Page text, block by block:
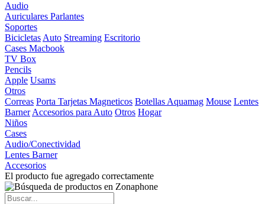
Audio
Auriculares Parlantes
Soportes
Bicicletas Auto Streaming Escritorio
Cases Macbook
TV Box
Pencils
Apple Usams
Otros
Correas Porta Tarjetas Magneticos Botellas Aquamag Mouse Lentes
Barner Accesorios para Auto Otros Hogar
Niños
Cases
Audio/Conectividad
Lentes Barner
Accesorios
El producto fue agregado correctamente